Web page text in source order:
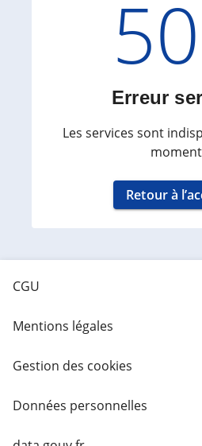
Erreur
Les services sont
Retour à
CGU
Mentions légales
Gestion des cookies
Données personnelles